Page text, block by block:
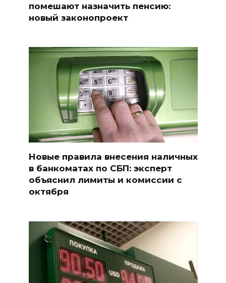
помешают назначить пенсию:
новый законопроект
Новые правила внесения наличных
в банкоматах по СБП: эксперт
объяснил лимиты и комиссии с
октября